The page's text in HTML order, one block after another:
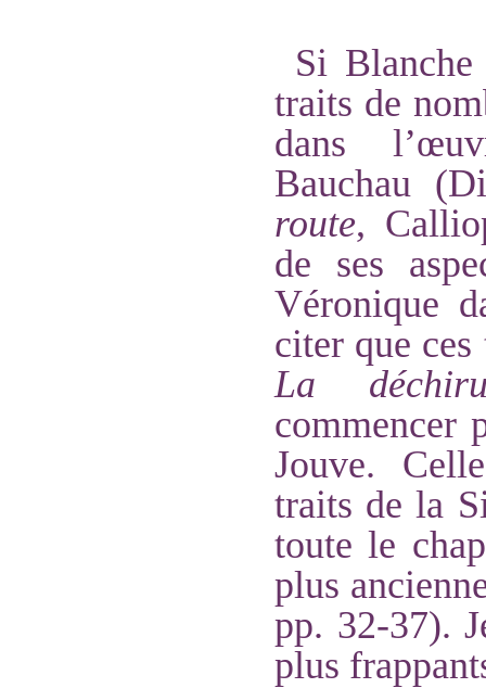
Si
traits de
dans
Bauchau
route,
de ses
Véronique
citer que ces
La
commencer
Jouve.
traits de la
toute le
plus
pp. 32-37).
plus